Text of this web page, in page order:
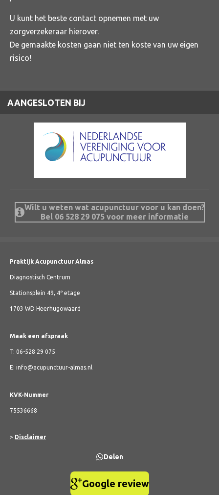
U kunt het beste contact opnemen met uw
zorgverzekeraar hierover.
De gemaakte kosten gaan niet ten koste van uw eigen
risico!
AANGESLOTEN BIJ
Wilt u weten wat acupunctuur voor u kan doen?
Bel 06 528 29 075 voor meer informatie
Praktijk Acupunctuur Almas
Diagnostisch Centrum
Stationsplein 49, 4e etage
1703 WD Heerhugowaard
Maak een afspraak
T: 06-528 29 075
E: info@acupunctuur-almas.nl
KVK-Nummer
75536668
> Disclaimer
Delen
Google review